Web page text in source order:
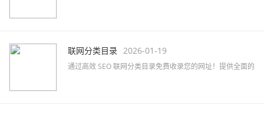
联网分类目录 2026-01-19
通过高效 SEO 联网分类目录免费收录您的网址！提供全面的